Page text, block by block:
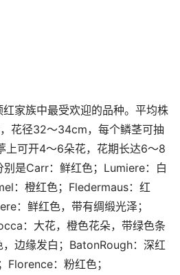
家族中最受欢迎的品种。平均株
花径32～34cm，每个鳞茎可抽
上可开4～6朵花，花期长达6～8
别是Carr：鲜红色；Lumiere：白
：橙红色；Fledermaus：红
：鲜红色，带有绸缎光泽；
：大花，橙色花朵，带绿色条
边缘发白；BatonRough：深红
Florence：粉红色；